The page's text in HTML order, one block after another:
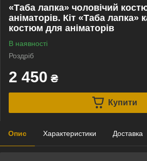
«Таба лапка» чоловічий
аніматорів. Кіт «Таба лапка»
костюм для аніматорів
В наявності
Роздріб
2 450 ₴
Купити
Опис Характеристики Доставка